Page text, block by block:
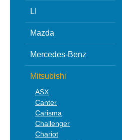
LI
Mazda
Mercedes-Benz
Mitsubishi
ASX
Canter
Carisma
Challenger
Chariot